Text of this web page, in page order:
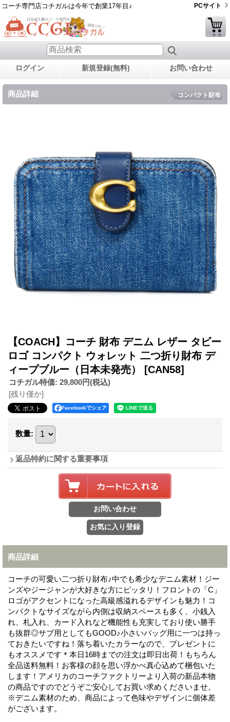
コーチ専門店コチガルは今年で創業17年目♪ PCサイト
ログイン 新規登録(無料) お問い合わせ
商品詳細 コンパクト財布
【COACH】コーチ 財布 デニム レザー タビー
ロゴ コンパクト ウォレット 二つ折り財布 デ
ィープブルー（日本未発売） [CAN58]
コチガル特価: 29,800円(税込)
[残り僅か]
Facebookでシェア
数量:
返品特約に関する重要事項
商品詳細
コーチの可愛い二つ折り財布♪中でも希少なデニム素材！ジー
ンズやジージャンが大好きな方にピッタリ！フロントの「C」
ロゴがアクセントになった高級感溢れるデザインも魅力！コ
ンパクトなサイズながら内側は収納スペースも多く、小銭入
れ、札入れ、カード入れなど機能性も充実しており使い勝手
も抜群◎サブ用としてもGOOD♪小さいバッグ用に一つは持っ
ておきたいですね！落ち着いたカラーなので、プレゼントに
もオススメです＊本日16時までの注文は即日出荷！もちろん
全品送料無料！お客様の顔を思い浮かべ真心込めて梱包いた
します！アメリカのコーチファクトリーより入荷の新品本物
の商品ですのでどうぞご安心してお買い求めくださいませ。
※デニム素材のため、商品によって色味やデザインに個体差
がございます。